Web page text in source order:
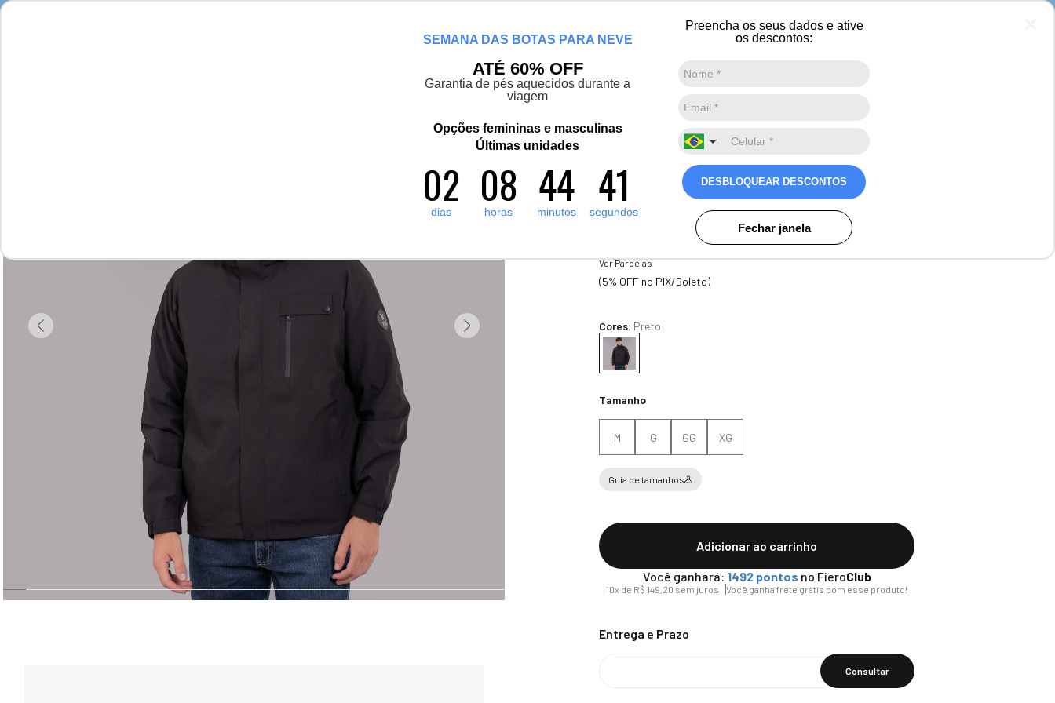
SEMANA DAS BOTAS PARA NEVE
ATÉ 60% OFF
Garantia de pés aquecidos durante a
viagem
Opções femininas e masculinas
Últimas unidades
02
dias 08
horas 44
minutos 40
segundos
Preencha os seus dados e ative
os descontos:
DESBLOQUEAR DESCONTOS
Fechar janela
Promoções Destaques Sobre nós
Casaco masculino 3 em 1 Rotterdam
jaqueta corta vento e colete
755
sem juros
Ver Parcelas
(5% OFF no PIX/Boleto)
Cores: Preto
Tamanho
M G GG XG
Guia de tamanhos
Adicionar ao carrinho
Você ganhará: 1492pontos no FieroClub
10x de R$ 149,20 sem juros Você ganha frete grátis com esse produto!
Frete
Termos mais buscados
2ºpantufa
grenoble
bota forrada